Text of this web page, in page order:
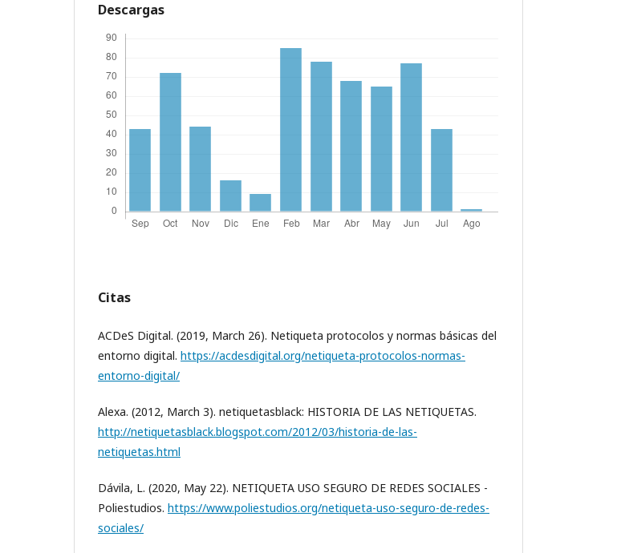
Descargas
Citas
ACDeS Digital. (2019, March 26). Netiqueta protocolos y normas básicas del
entorno digital. https://acdesdigital.org/netiqueta-protocolos-normas-
entorno-digital/
Alexa. (2012, March 3). netiquetasblack: HISTORIA DE LAS NETIQUETAS.
http://netiquetasblack.blogspot.com/2012/03/historia-de-las-
netiquetas.html
Dávila, L. (2020, May 22). NETIQUETA USO SEGURO DE REDES SOCIALES -
Poliestudios. https://www.poliestudios.org/netiqueta-uso-seguro-de-redes-
sociales/